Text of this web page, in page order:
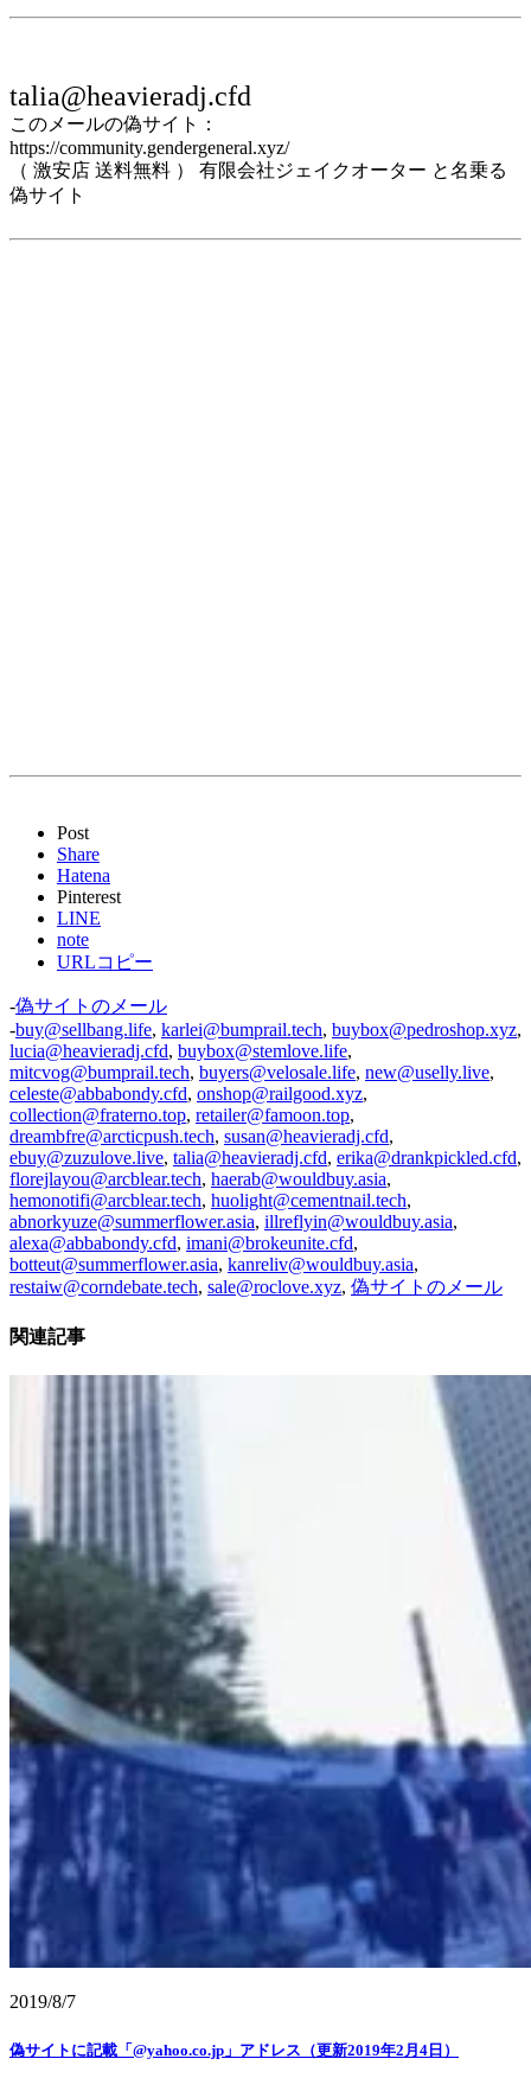
talia@heavieradj.cfd
このメールの偽サイト：
https://community.gendergeneral.xyz/
（ 激安店 送料無料 ） 有限会社ジェイクオーター と名乗る
偽サイト
Post
Share
Hatena
Pinterest
LINE
note
URLコピー
-偽サイトのメール
-buy@sellbang.life, karlei@bumprail.tech, buybox@pedroshop.xyz,
lucia@heavieradj.cfd, buybox@stemlove.life,
mitcvog@bumprail.tech, buyers@velosale.life, new@uselly.live,
celeste@abbabondy.cfd, onshop@railgood.xyz,
collection@fraterno.top, retailer@famoon.top,
dreambfre@arcticpush.tech, susan@heavieradj.cfd,
ebuy@zuzulove.live, talia@heavieradj.cfd, erika@drankpickled.cfd,
florejlayou@arcblear.tech, haerab@wouldbuy.asia,
hemonotifi@arcblear.tech, huolight@cementnail.tech,
abnorkyuze@summerflower.asia, illreflyin@wouldbuy.asia,
alexa@abbabondy.cfd, imani@brokeunite.cfd,
botteut@summerflower.asia, kanreliv@wouldbuy.asia,
restaiw@corndebate.tech, sale@roclove.xyz, 偽サイトのメール
関連記事
2019/8/7
偽サイトに記載「@yahoo.co.jp」アドレス（更新2019年2月4日）